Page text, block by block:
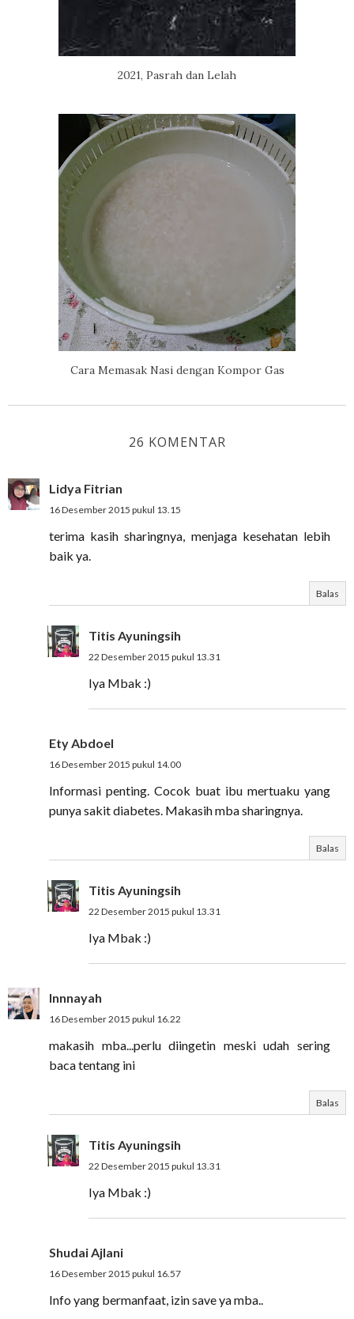
2021, Pasrah dan Lelah
Cara Memasak Nasi dengan Kompor Gas
26 KOMENTAR
Lidya Fitrian
16 Desember 2015 pukul 13.15
terima kasih sharingnya, menjaga kesehatan lebih
baik ya.
Balas
Titis Ayuningsih
22 Desember 2015 pukul 13.31
Iya Mbak :)
Ety Abdoel
16 Desember 2015 pukul 14.00
Informasi penting. Cocok buat ibu mertuaku yang
punya sakit diabetes. Makasih mba sharingnya.
Balas
Titis Ayuningsih
22 Desember 2015 pukul 13.31
Iya Mbak :)
Innnayah
16 Desember 2015 pukul 16.22
makasih mba...perlu diingetin meski udah sering
baca tentang ini
Balas
Titis Ayuningsih
22 Desember 2015 pukul 13.31
Iya Mbak :)
Shudai Ajlani
16 Desember 2015 pukul 16.57
Info yang bermanfaat, izin save ya mba..